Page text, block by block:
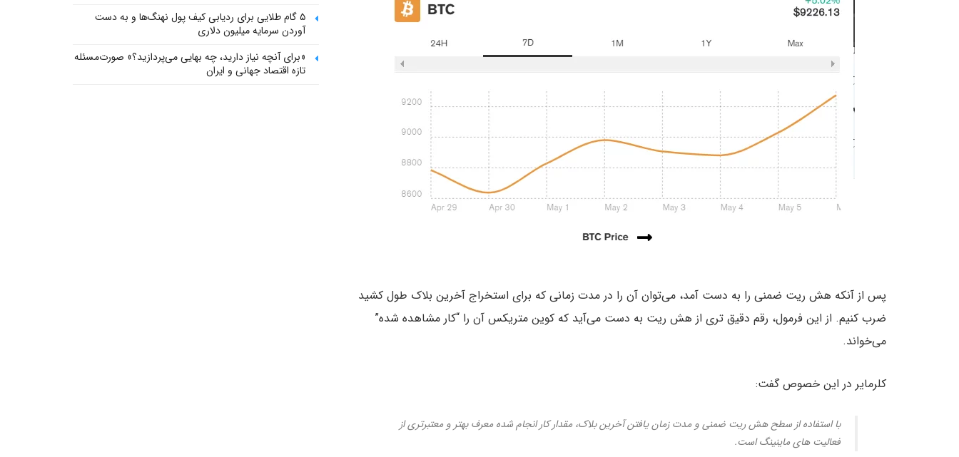
پس از آنکه هش ریت ضمنی را به دست آمد، می‌توان آن را در مدت زمانی که برای استخراج آخرین بلاک طول کشید
ضرب کنیم. از این فرمول، رقم دقیق تری از هش ریت به دست می‌آید که کوین متریکس آن را “کار مشاهده شده”
می‌خواند.
کلرمایر در این خصوص گفت:
با استفاده از سطح هش ریت ضمنی و مدت زمان یافتن آخرین بلاک، مقدار کار انجام شده معرف بهتر و معتبرتری از
فعالیت های ماینینگ است.
۵ گام طلایی برای ردیابی کیف پول‌ نهنگ‌ها و به دست
آوردن سرمایه میلیون دلاری
«برای آنچه نیاز دارید، چه بهایی می‌پردازید؟» صورت‌مسئله
تازه اقتصاد جهانی و ایران